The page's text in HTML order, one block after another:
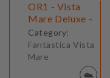
OR1 - Vista
Mare Deluxe -
Category:
Fantastica Vista
Mare